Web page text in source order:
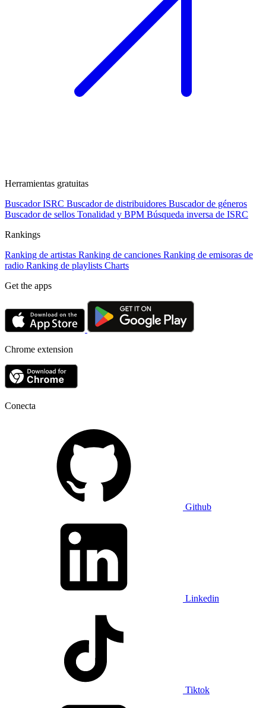
Herramientas gratuitas
Buscador ISRC Buscador de distribuidores Buscador de géneros
Buscador de sellos Tonalidad y BPM Búsqueda inversa de ISRC
Rankings
Ranking de artistas Ranking de canciones Ranking de emisoras de
radio Ranking de playlists Charts
Get the apps
Chrome extension
Conecta
Github
Linkedin
Tiktok